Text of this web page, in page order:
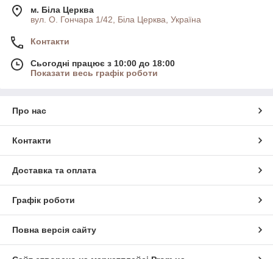
м. Біла Церква
вул. О. Гончара 1/42, Біла Церква, Україна
Контакти
Сьогодні працює з 10:00 до 18:00
Показати весь графік роботи
Про нас
Контакти
Доставка та оплата
Графік роботи
Повна версія сайту